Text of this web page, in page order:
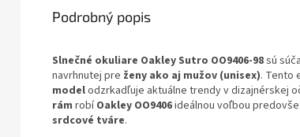
Podrobný popis
Slnečné okuliare Oakley Sutro OO9406-98sú
navrhnutej pre ženy ako aj mužov (unisex). Tento
modelodzrkadľuje aktuálne trendy v dizajnérskej
rám robíOakley OO9406ideálnou voľbou
srdcové tváre.